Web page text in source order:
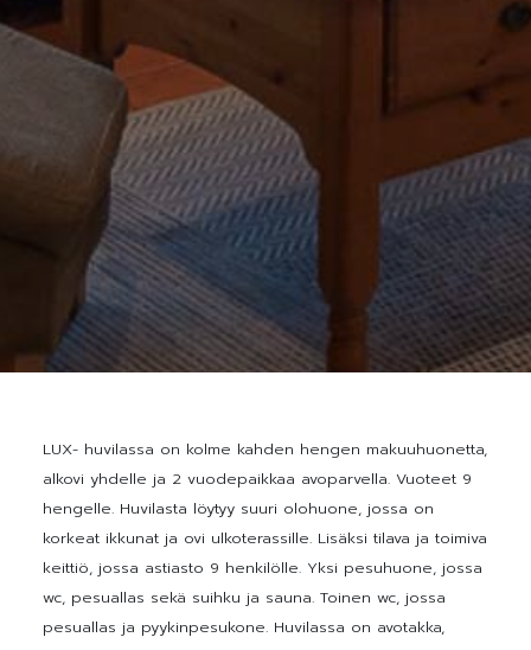
LUX- huvilassa on kolme kahden hengen makuuhuonetta,
alkovi yhdelle ja 2 vuodepaikkaa avoparvella. Vuoteet 9
hengelle. Huvilasta löytyy suuri olohuone, jossa on
korkeat ikkunat ja ovi ulkoterassille. Lisäksi tilava ja toimiva
keittiö, jossa astiasto 9 henkilölle. Yksi pesuhuone, jossa
wc, pesuallas sekä suihku ja sauna. Toinen wc, jossa
pesuallas ja pyykinpesukone. Huvilassa on avotakka,